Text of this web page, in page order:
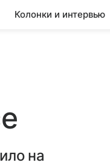
Колонки и интервью
на